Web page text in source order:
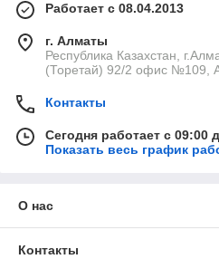
Работает с 08.04.2013
г. Алматы
Республика Казахстан,
(Торетай) 92/2 офис №109,
Контакты
Сегодня работает с 09:00
Показать весь график
О нас
Контакты